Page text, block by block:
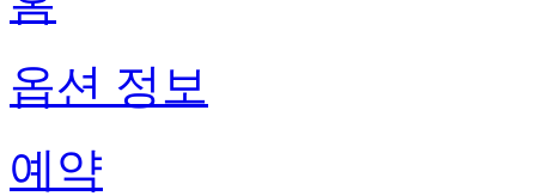
옵션 정보
예약